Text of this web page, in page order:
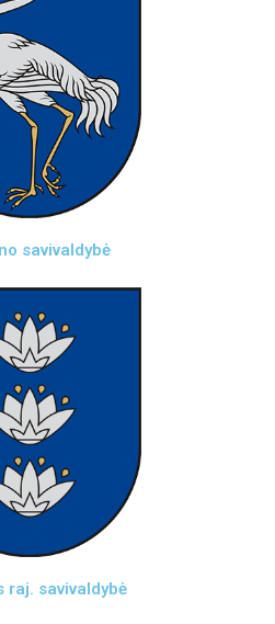
savivaldybė
raj. savivaldybė